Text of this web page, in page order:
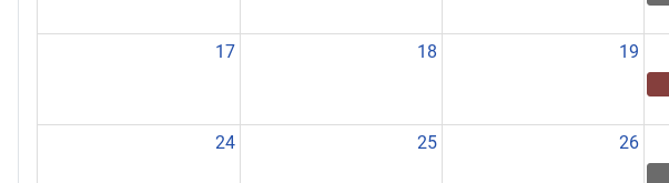
17 18 19
24 25 26